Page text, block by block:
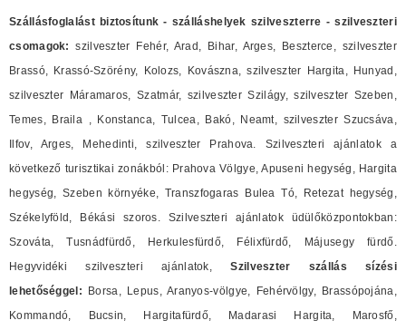
Szállásfoglalást biztosítunk - szálláshelyek szilveszterre - szilveszteri
csomagok: szilveszter Fehér, Arad, Bihar, Arges, Beszterce, szilveszter
Brassó, Krassó-Szörény, Kolozs, Kovászna, szilveszter Hargita, Hunyad,
szilveszter Máramaros, Szatmár, szilveszter Szilágy, szilveszter Szeben,
Temes, Braila , Konstanca, Tulcea, Bakó, Neamt, szilveszter Szucsáva,
Ilfov, Arges, Mehedinti, szilveszter Prahova. Szilveszteri ajánlatok a
következő turisztikai zonákból: Prahova Völgye, Apuseni hegység, Hargita
hegység, Szeben környéke, Transzfogaras Bulea Tó, Retezat hegység,
Székelyföld, Békási szoros. Szilveszteri ajánlatok üdülőközpontokban:
Szováta, Tusnádfürdő, Herkulesfürdő, Félixfürdő, Májusegy fürdő.
Hegyvidéki szilveszteri ajánlatok,Szilveszter szállás sízési
lehetőséggel: Borsa, Lepus, Aranyos-völgye, Fehérvölgy, Brassópojána,
Kommandó, Bucsin, Hargitafürdő, Madarasi Hargita, Marosfő,